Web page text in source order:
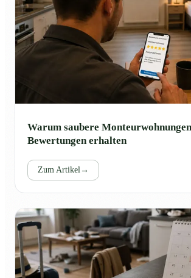
Warum saubere
Bewertungen erhalten
Zum Artikel →